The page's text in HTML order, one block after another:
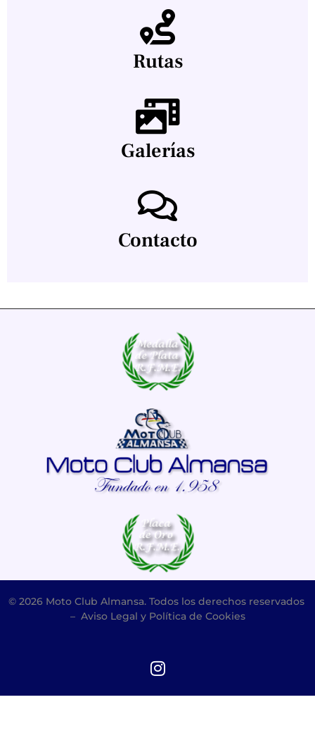
Rutas
Galerías
Contacto
© 2026 Moto Club Almansa. Todos los derechos reservados
– Aviso Legal y Política de Cookies